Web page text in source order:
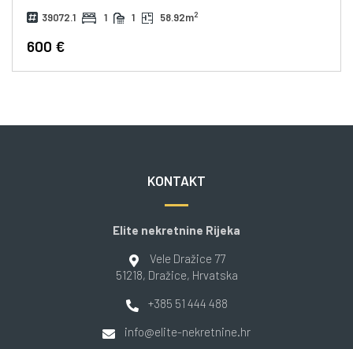
39072.1 1 1 58.92m2
600 €
KONTAKT
Elite nekretnine Rijeka
Vele Dražice 77
51218, Dražice, Hrvatska
+385 51 444 488
info@elite-nekretnine.hr